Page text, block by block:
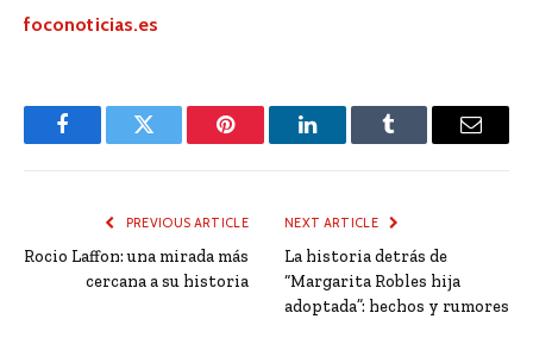
foconoticias.es
FacebookTwitter Pinterest LinkedInTumblr Email
PREVIOUS ARTICLE
Rocio Laffon: una mirada más
cercana a su historia
NEXT ARTICLE
La historia detrás de
“Margarita Robles hija
adoptada”: hechos y rumores